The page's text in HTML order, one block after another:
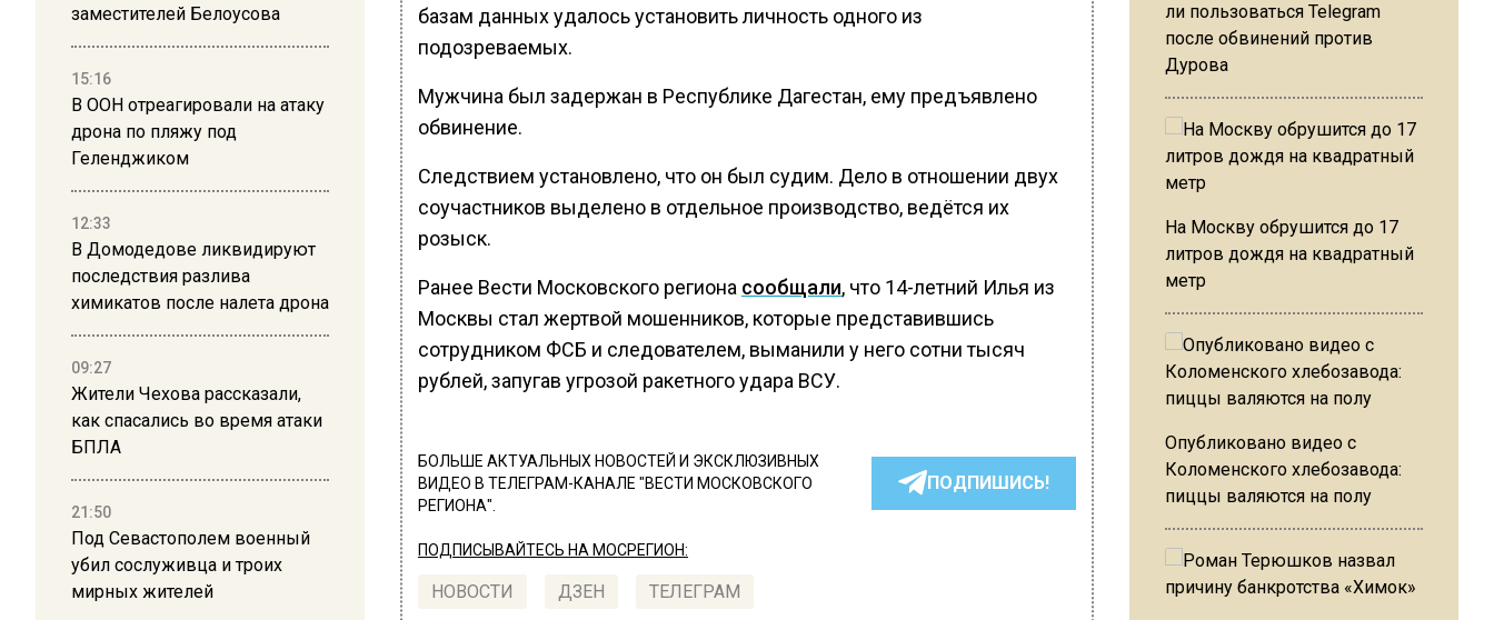
заместителей Белоусова
15:16
В ООН отреагировали на атаку
дрона по пляжу под
Геленджиком
12:33
В Домодедове ликвидируют
последствия разлива
химикатов после налета дрона
09:27
Жители Чехова рассказали,
как спасались во время атаки
БПЛА
21:50
Под Севастополем военный
убил сослуживца и троих
мирных жителей
базам данных удалось установить личность одного из
подозреваемых.
Мужчина был задержан в Республике Дагестан, ему предъявлено
обвинение.
Следствием установлено, что он был судим. Дело в отношении двух
соучастников выделено в отдельное производство, ведётся их
розыск.
Ранее Вести Московского региона сообщали, что 14-летний Илья из
Москвы стал жертвой мошенников, которые представившись
сотрудником ФСБ и следователем, выманили у него сотни тысяч
рублей, запугав угрозой ракетного удара ВСУ.
БОЛЬШЕ АКТУАЛЬНЫХ НОВОСТЕЙ И ЭКСКЛЮЗИВНЫХ
ВИДЕО В ТЕЛЕГРАМ-КАНАЛЕ "ВЕСТИ МОСКОВСКОГО
РЕГИОНА".
ПОДПИШИСЬ!
ПОДПИСЫВАЙТЕСЬ НА МОСРЕГИОН:
НОВОСТИ ДЗЕН ТЕЛЕГРАМ
ли пользоваться Telegram
после обвинений против
Дурова
На Москву обрушится до 17
литров дождя на квадратный
метр
Опубликовано видео с
Коломенского хлебозавода:
пиццы валяются на полу